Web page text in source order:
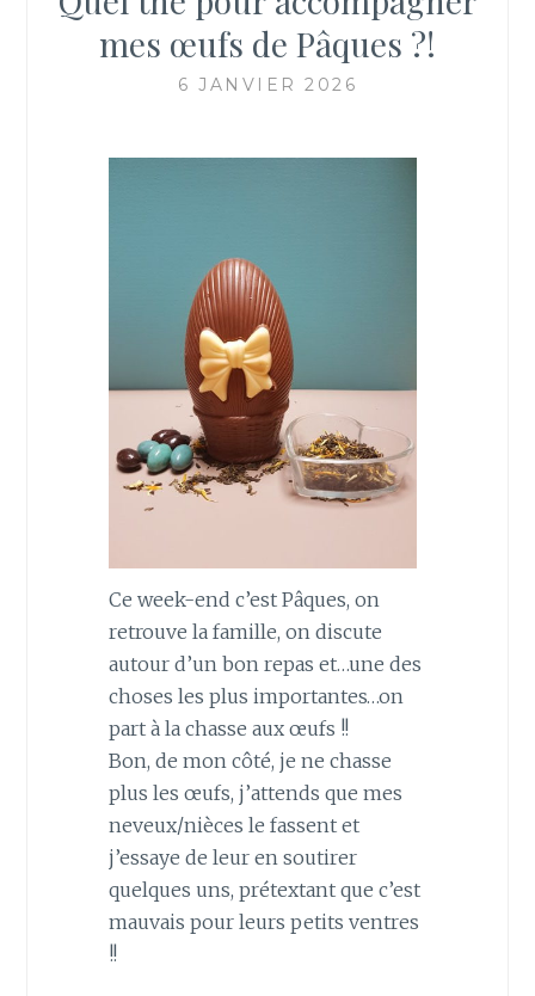
mes œufs de Pâques ?!
6 JANVIER 2026
Ce week-end c’est Pâques, on
retrouve la famille, on discute
autour d’un bon repas et…une des
choses les plus importantes…on
part à la chasse aux œufs !!
Bon, de mon côté, je ne chasse
plus les œufs, j’attends que mes
neveux/nièces le fassent et
j’essaye de leur en soutirer
quelques uns, prétextant que c’est
mauvais pour leurs petits ventres
!!